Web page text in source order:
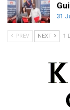
31
PREV NEXT 1